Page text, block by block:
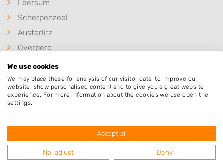
Leersum
Scherpenzeel
Austerlitz
Overberg
Amerongen
Langbroek
Leusden
Driebergen-Rijsenburg
We use cookies
We may place these for analysis of our visitor data, to improve our
website, show personalised content and to give you a great website
experience. For more information about the cookies we use open the
settings.
Accept all
No, adjust Deny